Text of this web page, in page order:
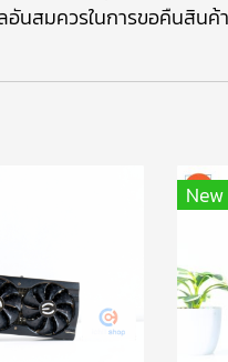
นสมควรในการขอคืนสินค้า
New